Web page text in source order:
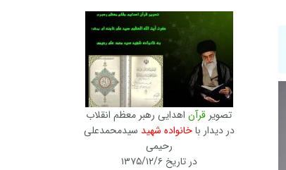
تصویر قرآناهدایی رهبر معظم انقلاب
در دیدار باخانواده شهید سیدمحمدعلی
رحیمی
در تاریخ ۱۳۷۵/۱۲/۶